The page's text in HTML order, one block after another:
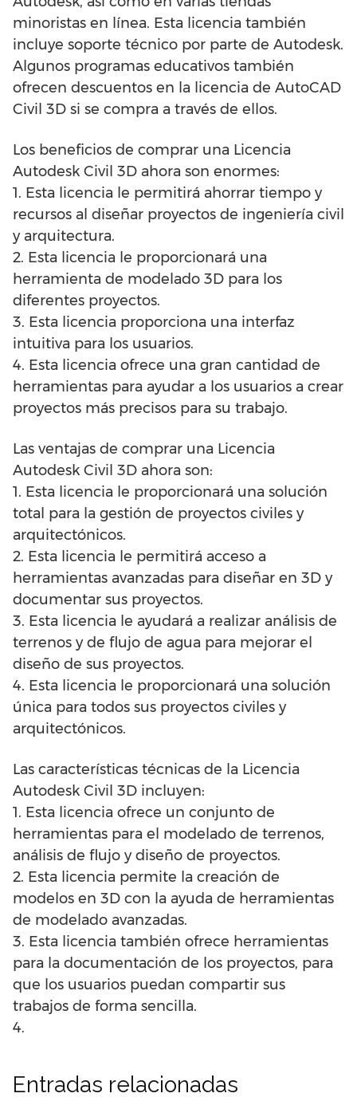
minoristas en línea. Esta licencia también
incluye soporte técnico por parte de Autodesk.
Algunos programas educativos también
ofrecen descuentos en la licencia de AutoCAD
Civil 3D si se compra a través de ellos.
Los beneficios de comprar una Licencia
Autodesk Civil 3D ahora son enormes:
1. Esta licencia le permitirá ahorrar tiempo y
recursos al diseñar proyectos de ingeniería civil
y arquitectura.
2. Esta licencia le proporcionará una
herramienta de modelado 3D para los
diferentes proyectos.
3. Esta licencia proporciona una interfaz
intuitiva para los usuarios.
4. Esta licencia ofrece una gran cantidad de
herramientas para ayudar a los usuarios a crear
proyectos más precisos para su trabajo.
Las ventajas de comprar una Licencia
Autodesk Civil 3D ahora son:
1. Esta licencia le proporcionará una solución
total para la gestión de proyectos civiles y
arquitectónicos.
2. Esta licencia le permitirá acceso a
herramientas avanzadas para diseñar en 3D y
documentar sus proyectos.
3. Esta licencia le ayudará a realizar análisis de
terrenos y de flujo de agua para mejorar el
diseño de sus proyectos.
4. Esta licencia le proporcionará una solución
única para todos sus proyectos civiles y
arquitectónicos.
Las características técnicas de la Licencia
Autodesk Civil 3D incluyen:
1. Esta licencia ofrece un conjunto de
herramientas para el modelado de terrenos,
análisis de flujo y diseño de proyectos.
2. Esta licencia permite la creación de
modelos en 3D con la ayuda de herramientas
de modelado avanzadas.
3. Esta licencia también ofrece herramientas
para la documentación de los proyectos, para
que los usuarios puedan compartir sus
trabajos de forma sencilla.
4.
Entradas relacionadas